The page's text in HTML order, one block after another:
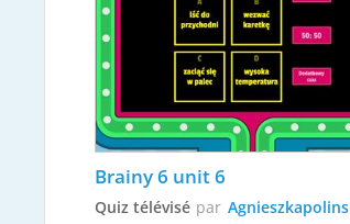
Brainy 6 unit 6
Quiz télévisé par Agnieszkapolins